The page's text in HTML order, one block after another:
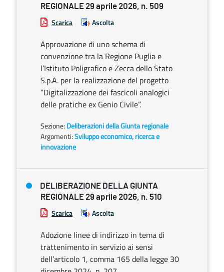
REGIONALE 29 aprile 2026, n. 509
Scarica Ascolta
Approvazione di uno schema di
convenzione tra la Regione Puglia e
l’Istituto Poligrafico e Zecca dello Stato
S.p.A. per la realizzazione del progetto
“Digitalizzazione dei fascicoli analogici
delle pratiche ex Genio Civile”.
Sezione: Deliberazioni della Giunta regionale
Argomenti:Sviluppo economico, ricerca e
innovazione
DELIBERAZIONE DELLA GIUNTA
REGIONALE 29 aprile 2026, n. 510
Scarica Ascolta
Adozione linee di indirizzo in tema di
trattenimento in servizio ai sensi
dell’articolo 1, comma 165 della legge 30